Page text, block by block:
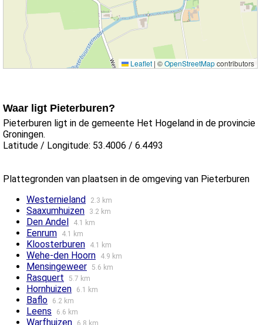
Leaflet | ©OpenStreetMapcontributors
Waar ligt Pieterburen?
Pieterburen ligt in de gemeente Het Hogeland in de provincie
Groningen.
Latitude / Longitude: 53.4006 / 6.4493
Plattegronden van plaatsen in de omgeving van Pieterburen
Westernieland
2.3 km
Saaxumhuizen 3.2 km
Den Andel 4.1 km
Eenrum 4.1 km
Kloosterburen 4.1 km
Wehe-den Hoorn 4.9 km
Mensingeweer 5.6 km
Rasquert 5.7 km
Hornhuizen 6.1 km
Baflo 6.2 km
Leens 6.6 km
Warfhuizen 6.8 km